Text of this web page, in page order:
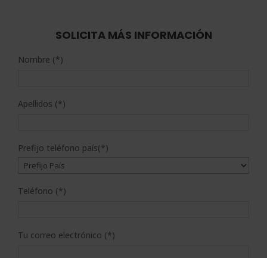
2.190,00$.1.095,00$.
SOLICITA MÁS INFORMACIÓN
Nombre (*)
Apellidos (*)
Prefijo teléfono país(*)
Teléfono (*)
Tu correo electrónico (*)